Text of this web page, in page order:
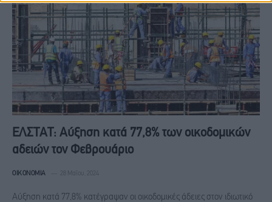
ΕΛΣΤΑΤ: Αύξηση κατά 77,8% των οικοδομικών
αδειών τον Φεβρουάριο
ΟΙΚΟΝΟΜΊΑ 28 Μαΐου, 2024
Αύξηση κατά 77,8% κατέγραψαν οι οικοδομικές άδειες στον ιδιωτικό